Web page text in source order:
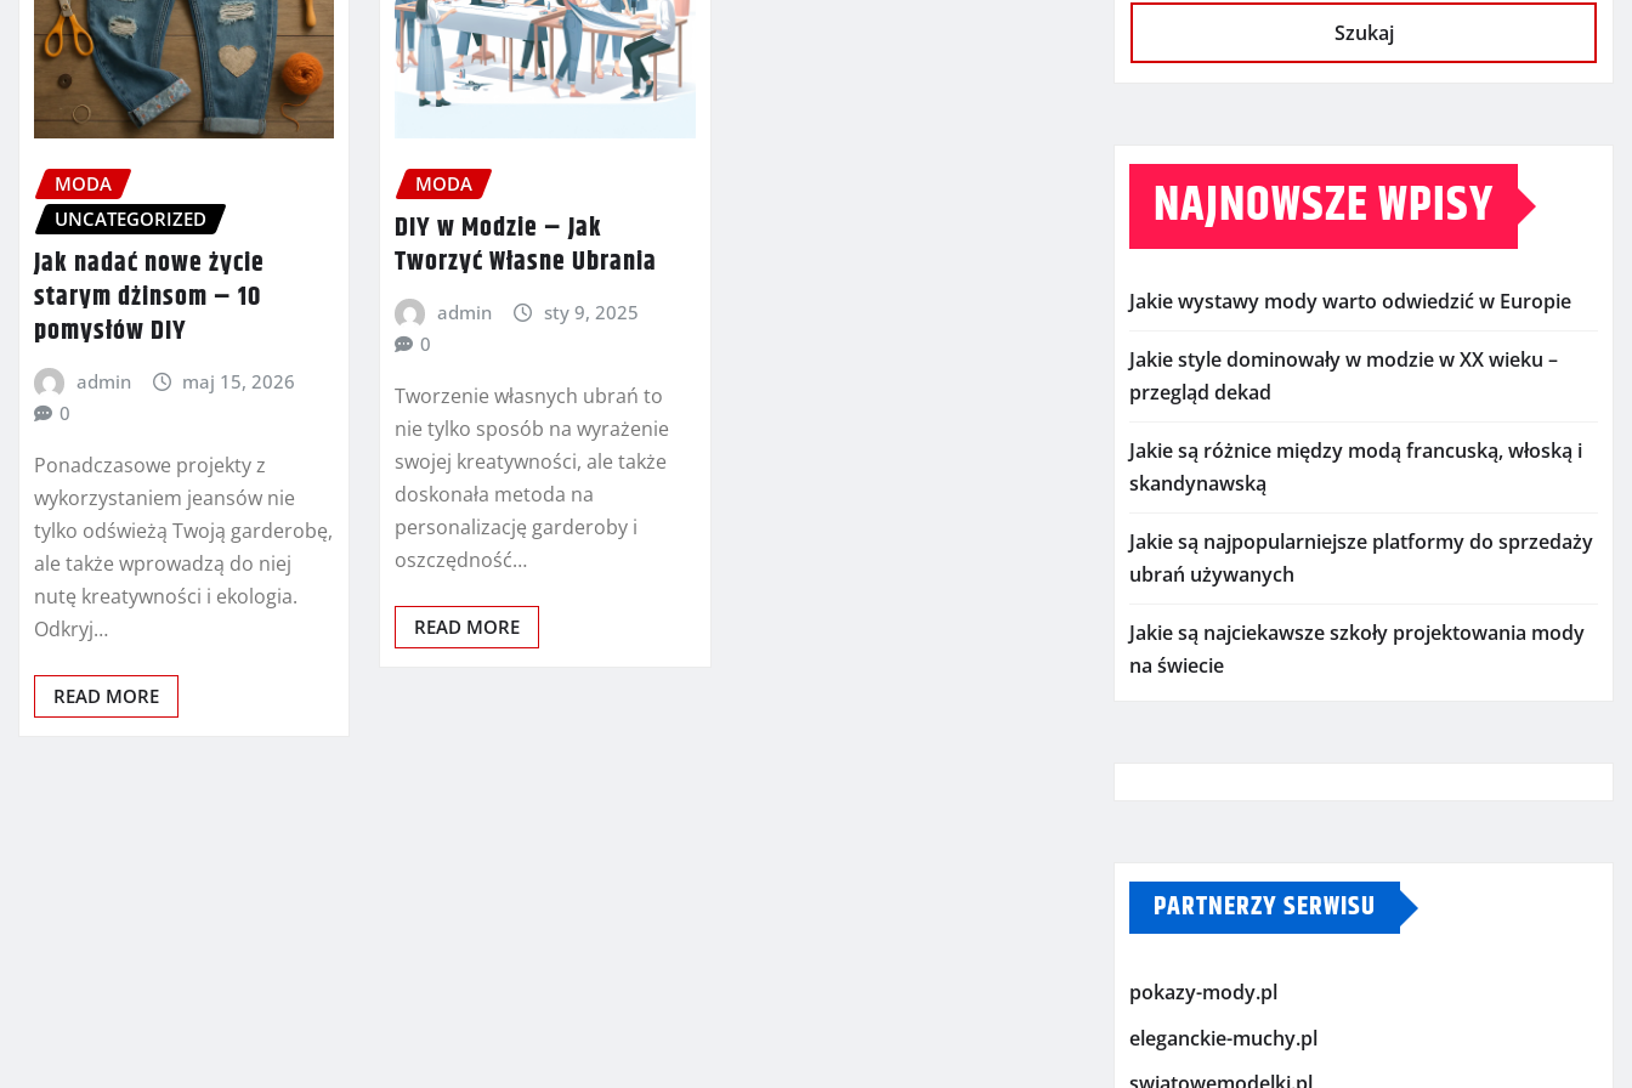
MODA
UNCATEGORIZED
Jak nadać nowe życie
starym dżinsom – 10
pomysłów DIY
admin
maj 15, 2026
0
Ponadczasowe projekty z
wykorzystaniem jeansów nie
tylko odświeżą Twoją garderobę,
ale także wprowadzą do niej
nutę kreatywności i ekologia.
Odkryj…
READ MORE
MODA
DIY w Modzie – Jak
Tworzyć Własne Ubrania
admin
sty 9, 2025
0
Tworzenie własnych ubrań to
nie tylko sposób na wyrażenie
swojej kreatywności, ale także
doskonała metoda na
personalizację garderoby i
oszczędność…
READ MORE
Szukaj
NAJNOWSZE WPISY
Jakie wystawy mody warto odwiedzić w Europie
Jakie style dominowały w modzie w XX wieku –
przegląd dekad
Jakie są różnice między modą francuską, włoską i
skandynawską
Jakie są najpopularniejsze platformy do sprzedaży
ubrań używanych
Jakie są najciekawsze szkoły projektowania mody
na świecie
PARTNERZY SERWISU
pokazy-mody.pl
eleganckie-muchy.pl